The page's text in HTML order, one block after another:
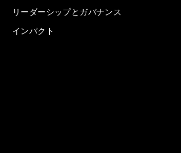
リーダーシップとガバナンス
インパクト